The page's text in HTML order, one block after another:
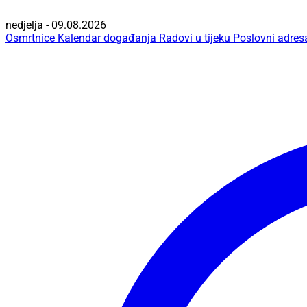
nedjelja - 09.08.2026
Osmrtnice Kalendar događanja Radovi u tijeku Poslovni